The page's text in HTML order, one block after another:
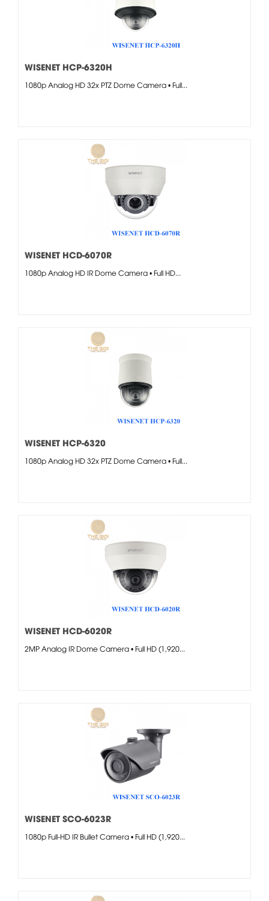
WISENET HCP-6320H
1080p Analog HD 32x PTZ Dome Camera • Full...
WISENET HCD-6070R
1080p Analog HD IR Dome Camera • Full HD...
WISENET HCP-6320
1080p Analog HD 32x PTZ Dome Camera • Full...
WISENET HCD-6020R
2MP Analog IR Dome Camera • Full HD (1,920...
WISENET SCO-6023R
1080p Full-HD IR Bullet Camera • Full HD (1,920...